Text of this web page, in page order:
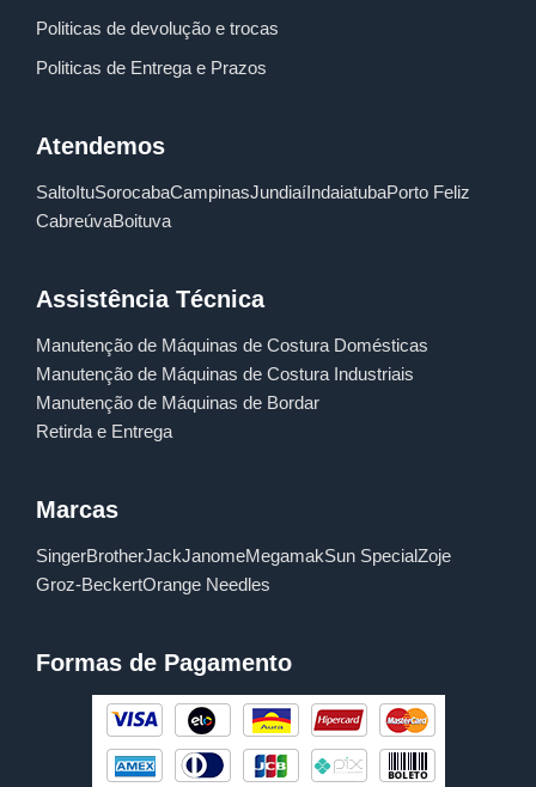
Politicas de devolução e trocas
Politicas de Entrega e Prazos
Atendemos
SaltoItuSorocabaCampinasJundiaíIndaiatubaPorto Feliz
CabreúvaBoituva
Assistência Técnica
Manutenção de Máquinas de Costura Domésticas
Manutenção de Máquinas de Costura Industriais
Manutenção de Máquinas de Bordar
Retirda e Entrega
Marcas
SingerBrotherJackJanomeMegamakSun SpecialZoje
Groz-BeckertOrange Needles
Formas de Pagamento